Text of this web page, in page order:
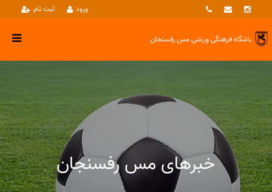
ثبت نام ورود
باشگاه فرهنگی ورزشیمس رفسنجان
خبرهای مس رفسنجان